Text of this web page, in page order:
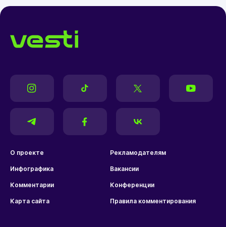
О проекте Рекламодателям
Инфографика Вакансии
Комментарии Конференции
Карта сайта Правила комментирования